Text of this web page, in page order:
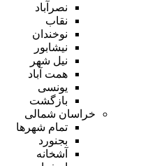
نصرآباد
نقاب
نوخندان
نیشابور
نیل شهر
همت آباد
یونسی
بازگشت
خراسان شمالی
تمام شهر‌ها
بجنورد
آشخانه